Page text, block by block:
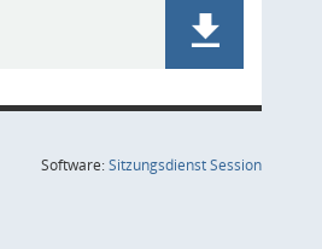
Software:SitzungsdienstSession(Wird in